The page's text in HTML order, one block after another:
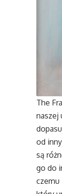
The
naszej
od
są
go do
czemu